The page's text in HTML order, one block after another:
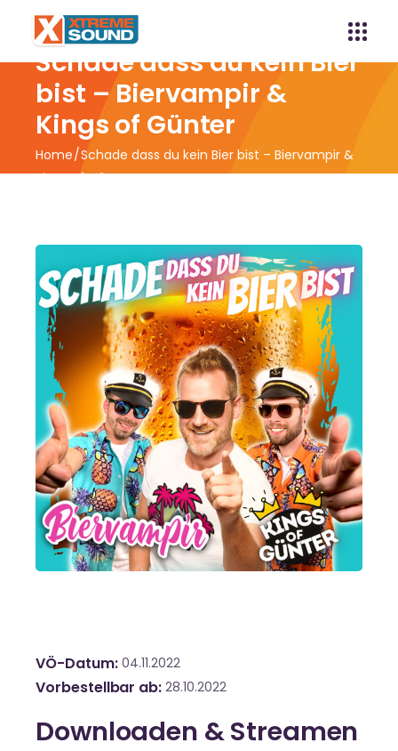
Schade dass du kein Bier
bist – Biervampir &
Kings of Günter
Home Schade dass du kein Bier bist – Biervampir &
Kings of Günter
VÖ-Datum 04.11.2022
Vorbestellbar ab 28.10.2022
Downloaden & Streamen